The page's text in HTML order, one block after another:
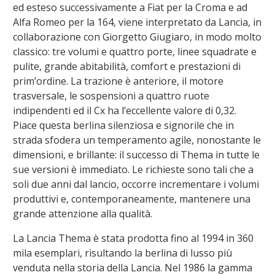
ed esteso successivamente a Fiat per la Croma e ad
Alfa Romeo per la 164, viene interpretato da Lancia, in
collaborazione con Giorgetto Giugiaro, in modo molto
classico: tre volumi e quattro porte, linee squadrate e
pulite, grande abitabilità, comfort e prestazioni di
prim’ordine. La trazione è anteriore, il motore
trasversale, le sospensioni a quattro ruote
indipendenti ed il Cx ha l’eccellente valore di 0,32.
Piace questa berlina silenziosa e signorile che in
strada sfodera un temperamento agile, nonostante le
dimensioni, e brillante: il successo di Thema in tutte le
sue versioni è immediato. Le richieste sono tali che a
soli due anni dal lancio, occorre incrementare i volumi
produttivi e, contemporaneamente, mantenere una
grande attenzione alla qualità.
La Lancia Thema è stata prodotta fino al 1994 in 360
mila esemplari, risultando la berlina di lusso più
venduta nella storia della Lancia. Nel 1986 la gamma